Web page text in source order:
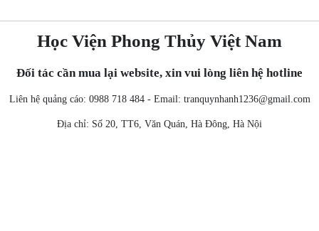
Học Viện Phong Thủy Việt Nam
Đối tác cần mua lại website, xin vui lòng liên hệ hotline
Liên hệ quảng cáo: 0988 718 484 - Email: tranquynhanh1236@gmail.com
Địa chỉ: Số 20, TT6, Văn Quán, Hà Đông, Hà Nội